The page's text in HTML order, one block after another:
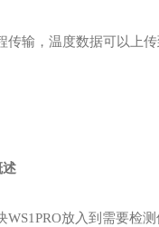
传输，温度数据可以上
述
WS1PRO放入到需要检